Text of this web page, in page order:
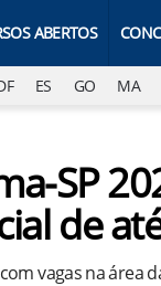
ABERTOS
ES GO MA
SP
de
vagas na área